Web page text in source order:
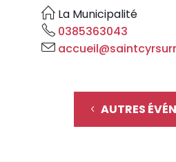
La Municipalité
0385363043
AUTRES